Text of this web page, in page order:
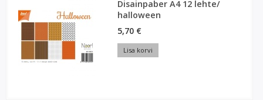
Disainpaber A4 12 lehte/
halloween
5,70 €
Lisa korvi